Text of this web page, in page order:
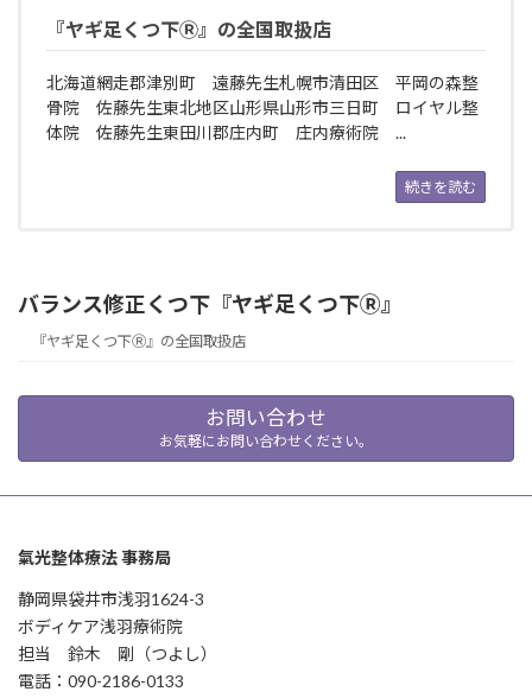
『ヤギ足くつ下Ⓡ』の全国取扱店
北海道網走郡津別町 遠藤先生札幌市清田区 平岡の森整
骨院 佐藤先生東北地区山形県山形市三日町 ロイヤル整
体院 佐藤先生東田川郡庄内町 庄内療術院 ...
続きを読む
バランス修正くつ下『ヤギ足くつ下Ⓡ』
『ヤギ足くつ下Ⓡ』の全国取扱店
お問い合わせ
お気軽にお問い合わせください。
氣光整体療法 事務局
静岡県袋井市浅羽1624-3
ボディケア浅羽療術院
担当 鈴木 剛（つよし）
電話：090-2186-0133